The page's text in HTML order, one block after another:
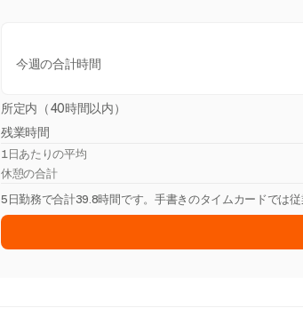
今週の合計時間
所定内（40時間以内）
残業時間
1日あたりの平均
休憩の合計
5日勤務で合計39.8時間です。手書きのタイムカードでは